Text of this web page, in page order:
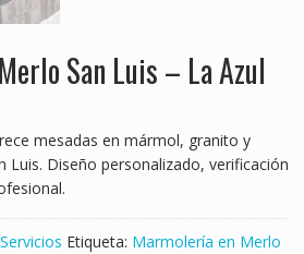
San Luis – La Azul
mesadas en mármol, granito y
Luis. Diseño personalizado, verificación
Servicios Etiqueta: Marmolería en Merlo